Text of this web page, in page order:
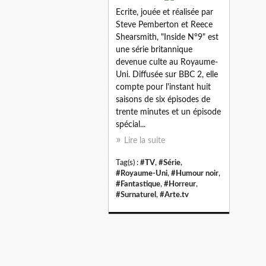
Ecrite, jouée et réalisée par
Steve Pemberton et Reece
Shearsmith, "Inside N°9" est
une série britannique
devenue culte au Royaume-
Uni. Diffusée sur BBC 2, elle
compte pour l'instant huit
saisons de six épisodes de
trente minutes et un épisode
spécial...
Lire la suite
Tag(s) : #TV, #Série,
#Royaume-Uni, #Humour noir,
#Fantastique, #Horreur,
#Surnaturel , #Arte.tv